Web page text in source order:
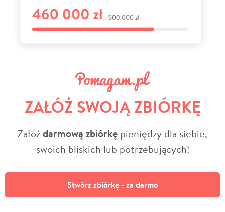
ZAŁÓŻ SWOJĄ ZBIÓRKĘ
Załóżdarmową zbiórkę pieniędzy dla siebie,
swoich bliskich lub potrzebujących!
Stwórz zbiórkę - za darmo